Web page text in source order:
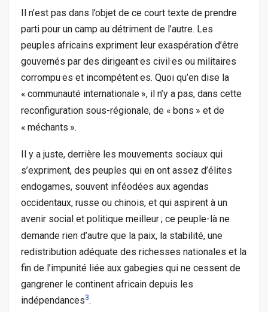
Il n’est pas dans l’objet de ce court texte de prendre
parti pour un camp au détriment de l’autre. Les
peuples africains expriment leur exaspération d’être
gouvernés par des dirigeant·es civil·es ou militaires
corrompu·es et incompétent·es. Quoi qu’en dise la
« communauté internationale », il n’y a pas, dans cette
reconfiguration sous-régionale, de « bons » et de
« méchants ».
Il y a juste, derrière les mouvements sociaux qui
s’expriment, des peuples qui en ont assez d’élites
endogames, souvent inféodées aux agendas
occidentaux, russe ou chinois, et qui aspirent à un
avenir social et politique meilleur; ce peuple-là ne
demande rien d’autre que la paix, la stabilité, une
redistribution adéquate des richesses nationales et la
fin de l’impunité liée aux gabegies qui ne cessent de
gangrener le continent africain depuis les
indépendances3.